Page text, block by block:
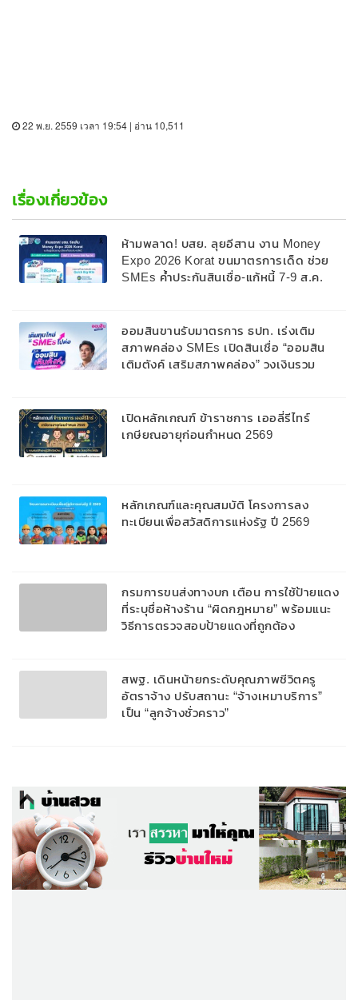
22 พ.ย. 2559 เวลา 19:54 | อ่าน 10,511
เรื่องเกี่ยวข้อง
ห้ามพลาด! บสย. ลุยอีสาน งาน Money
Expo 2026 Korat ขนมาตรการเด็ด ช่วย
SMEs ค้ำประกันสินเชื่อ-แก้หนี้ 7-9 ส.ค.
ออมสินขานรับมาตรการ ธปท. เร่งเติม
สภาพคล่อง SMEs เปิดสินเชื่อ “ออมสิน
เติมตังค์ เสริมสภาพคล่อง” วงเงินรวม
สูงสุด 10 ปี
เปิดหลักเกณฑ์ ข้าราชการ เออลี่รีไทร์
เกษียณอายุก่อนกำหนด 2569
หลักเกณฑ์และคุณสมบัติ โครงการลง
ทะเบียนเพื่อสวัสดิการแห่งรัฐ ปี 2569
กรมการขนส่งทางบก เตือน การใช้ป้ายแดง
ที่ระบุชื่อห้างร้าน “ผิดกฎหมาย” พร้อมแนะ
วิธีการตรวจสอบป้ายแดงที่ถูกต้อง
สพฐ. เดินหน้ายกระดับคุณภาพชีวิตครู
อัตราจ้าง ปรับสถานะ “จ้างเหมาบริการ”
เป็น “ลูกจ้างชั่วคราว”